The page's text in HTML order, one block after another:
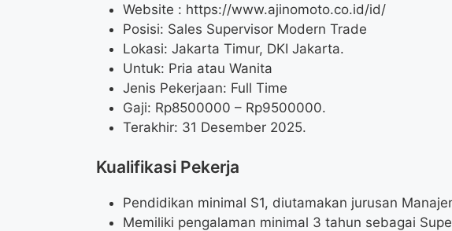
Website : https://www.ajinomoto.co.id/id/
Posisi: Sales Supervisor Modern Trade
Lokasi: Jakarta Timur, DKI Jakarta.
Untuk: Pria atau Wanita
Jenis Pekerjaan: Full Time
Gaji: Rp8500000 – Rp9500000.
Terakhir: 31 Desember 2025.
Kualifikasi Pekerja
Pendidikan minimal S1, diutamakan jurusan
Memiliki pengalaman minimal 3 tahun sebagai